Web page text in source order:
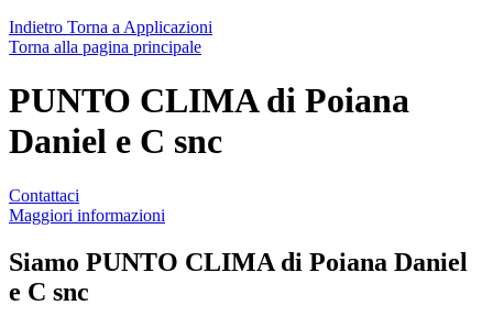
Indietro Torna a Applicazioni
Torna alla pagina principale
PUNTO CLIMA di Poiana
Daniel e C snc
Contattaci
Maggiori informazioni
Siamo PUNTO CLIMA di Poiana Daniel
e C snc